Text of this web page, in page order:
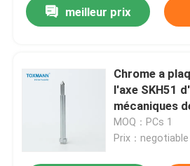
meilleur prix
Chrome a
l'axe SKH51
mécaniques
MOQ：PCs 1
Prix：negotiable